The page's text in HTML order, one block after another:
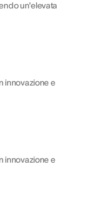
un'elevata
innovazione e
innovazione e